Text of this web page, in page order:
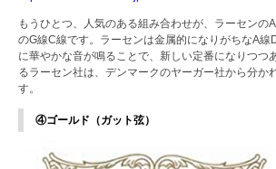
もうひとつ、人気のある組み合わせが、ラーセンの
のG線C線です。ラーセンは金属的になりがちなA線
に華やかな音が鳴ることで、新しい定番になりつつ
るラーセン社は、デンマークのヤーガー社から分か
す。
④ゴールド（ガット弦）